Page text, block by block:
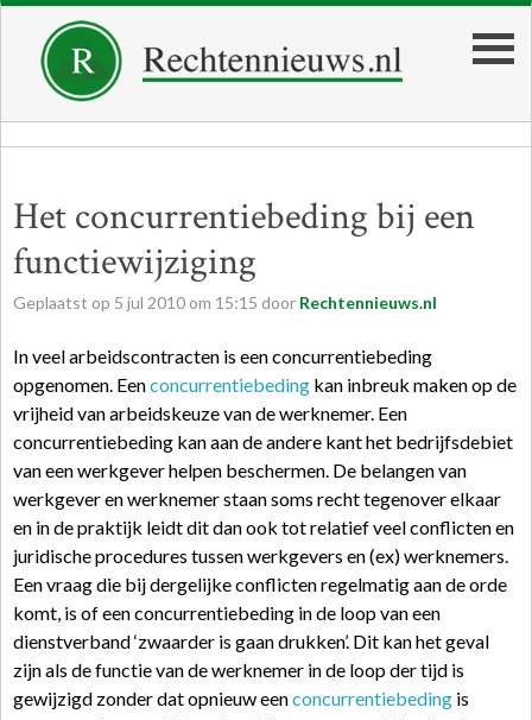
Het concurrentiebeding bij een
functiewijziging
Geplaatst op 5 jul 2010 om 15:15 door Rechtennieuws.nl
In veel arbeidscontracten is een concurrentiebeding
opgenomen. Eenconcurrentiebeding kan inbreuk maken op de
vrijheid van arbeidskeuze van de werknemer. Een
concurrentiebeding kan aan de andere kant het bedrijfsdebiet
van een werkgever helpen beschermen. De belangen van
werkgever en werknemer staan soms recht tegenover elkaar
en in de praktijk leidt dit dan ook tot relatief veel conflicten en
juridische procedures tussen werkgevers en (ex) werknemers.
Een vraag die bij dergelijke conflicten regelmatig aan de orde
komt, is of een concurrentiebeding in de loop van een
dienstverband ‘zwaarder is gaan drukken’. Dit kan het geval
zijn als de functie van de werknemer in de loop der tijd is
gewijzigd zonder dat opnieuw eenconcurrentiebeding is